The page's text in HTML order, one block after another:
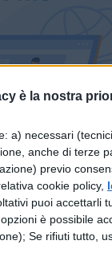
è la nostra
a) necessari
anche di terze
previo
cookie policy,
puoi accettarli
è possibile
Se rifiuti tutto,
di